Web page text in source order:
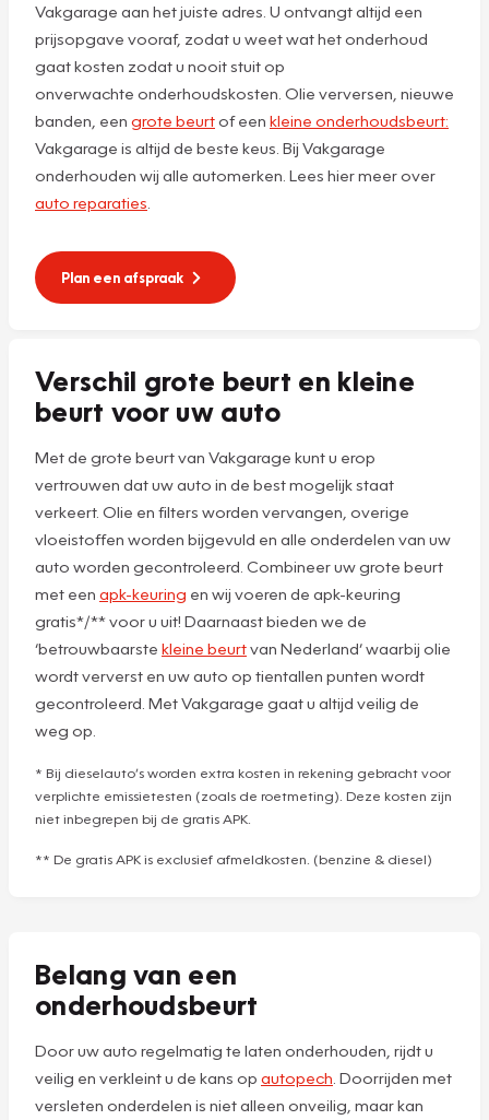
Vakgarage aan het juiste adres. U ontvangt altijd een
prijsopgave vooraf, zodat u weet wat het onderhoud
gaat kosten zodat u nooit stuit op
onverwachte onderhoudskosten. Olie verversen, nieuwe
banden, een grote beurtof een kleine onderhoudsbeurt:
Vakgarage is altijd de beste keus. Bij Vakgarage
onderhouden wij alle automerken. Lees hier meer over
auto reparaties
Plan een afspraak
Verschil grote beurt en kleine
beurt voor uw auto
Met de grote beurt van Vakgarage kunt u erop
vertrouwen dat uw auto in de best mogelijk staat
verkeert. Olie en filters worden vervangen, overige
vloeistoffen worden bijgevuld en alle onderdelen van uw
auto worden gecontroleerd. Combineer uw grote beurt
met een apk-keuring en wij voeren de apk-keuring
gratis*/** voor u uit! Daarnaast bieden we de
‘betrouwbaarste kleine beurtvan Nederland’ waarbij olie
wordt ververst en uw auto op tientallen punten wordt
gecontroleerd. Met Vakgarage gaat u altijd veilig de
weg op.
* Bij dieselauto’s worden extra kosten in rekening gebracht voor
verplichte emissietesten (zoals de roetmeting). Deze kosten zijn
niet inbegrepen bij de gratis APK.
** De gratis APK is exclusief afmeldkosten. (benzine & diesel)
Belang van een
onderhoudsbeurt
Door uw auto regelmatig te laten onderhouden, rijdt u
veilig en verkleint u de kans op autopech . Doorrijden met
versleten onderdelen is niet alleen onveilig, maar kan